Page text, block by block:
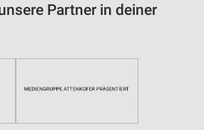
Partner in deiner